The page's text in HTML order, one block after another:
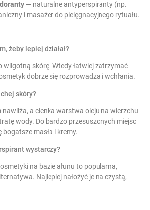
— naturalne antyperspiranty (np.
i masażer do pielęgnacyjnego rytuału.
żeby lepiej działał?
wilgotną skórę. Wtedy łatwiej zatrzymać
dobrze się rozprowadza i wchłania.
skóry?
nawilża, a cienka warstwa oleju na wierzchu
wody. Do bardzo przesuszonych miejsc
masła i kremy.
wystarczy?
na bazie ałunu to popularna,
Najlepiej nałożyć je na czystą,